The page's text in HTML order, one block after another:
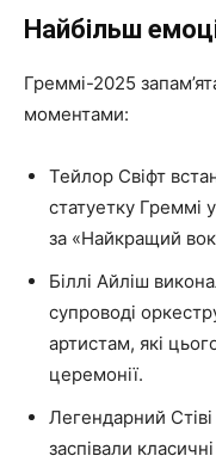
Найбільш
Греммі-2025
моментами:
Тейлор Свіфт
статуетку Греммі
за «Найкращий
Біллі Айліш
супроводі
артистам, які
церемонії.
Легендарний
заспівали